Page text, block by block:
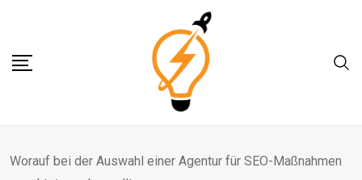
content
Worauf bei der Auswahl einer Agentur für SEO-Maßnahmen